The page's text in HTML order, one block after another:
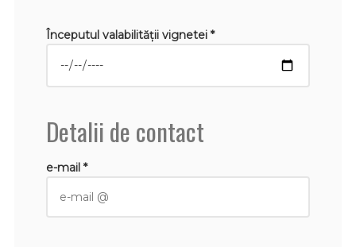
Începutul valabilităţii vignetei *
Detalii de contact
e-mail *